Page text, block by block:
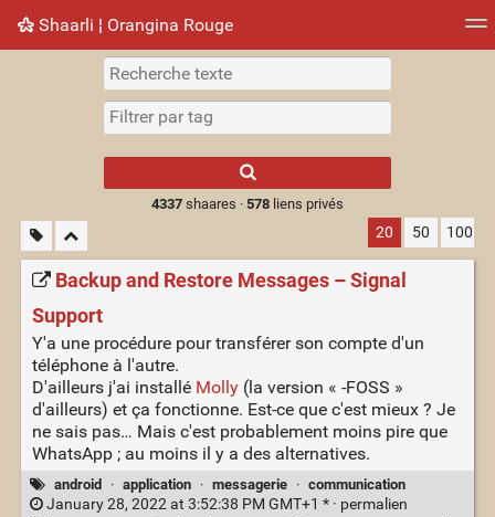
Shaarli ¦ Orangina Rouge
Nuage de tags Mur d'images
results.
4337shaares · 578liens privés
20 50 100
Backup and Restore Messages – Signal
Support
Y'a une procédure pour transférer son compte d'un
téléphone à l'autre.
D'ailleurs j'ai installé Molly(la version « -FOSS »
d'ailleurs) et ça fonctionne. Est-ce que c'est mieux ? Je
ne sais pas… Mais c'est probablement moins pire que
WhatsApp ; au moins il y a des alternatives.
android · application · messagerie · communication
January 28, 2022 at 3:52:38 PM GMT+1 * · permalien